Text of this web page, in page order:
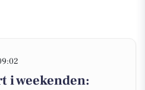
i weekenden: